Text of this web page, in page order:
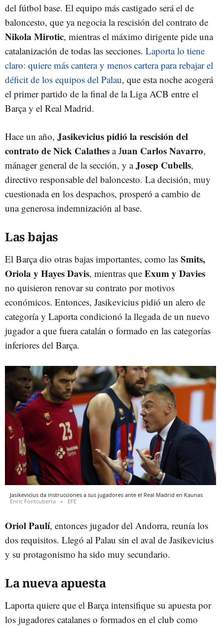
del fútbol base. El equipo más castigado será el de
baloncesto, que ya negocia la rescisión del contrato de
Nikola Mirotic, mientras el máximo dirigente pide una
catalanización de todas las secciones. Laporta lo tiene
claro: quiere más cantera y menos cartera para rebajar el
déficit de los equipos del Palau, que esta noche acogerá
el primer partido de la final de la Liga ACB entre el
Barça y el Real Madrid.
Hace un año, Jasikevicius pidió la rescisión del
contrato de Nick Calathes a Juan Carlos Navarro,
mánager general de la sección, y aJosep Cubells,
directivo responsable del baloncesto. La decisión, muy
cuestionada en los despachos, prosperó a cambio de
una generosa indemnización al base.
Las bajas
El Barça dio otras bajas importantes, como las Smits,
Oriola y Hayes Davis, mientras que Exum y Davies
no quisieron renovar su contrato por motivos
económicos. Entonces, Jasikevicius pidió un alero de
categoría y Laporta condicionó la llegada de un nuevo
jugador a que fuera catalán o formado en las categorías
inferiores del Barça.
Jasikevicius da instrucciones a sus jugadores ante el Real Madrid en Kaunas
Enric Fontcuberta
EFE
Oriol Paulí, entonces jugador del Andorra, reunía los
dos requisitos. Llegó al Palau sin el aval de Jasikevicius
y su protagonismo ha sido muy secundario.
La nueva apuesta
Laporta quiere que el Barça intensifique su apuesta por
los jugadores catalanes o formados en el club como